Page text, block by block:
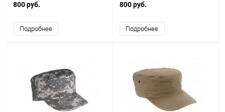
800 руб.
Подробнее
800 руб.
Подробнее